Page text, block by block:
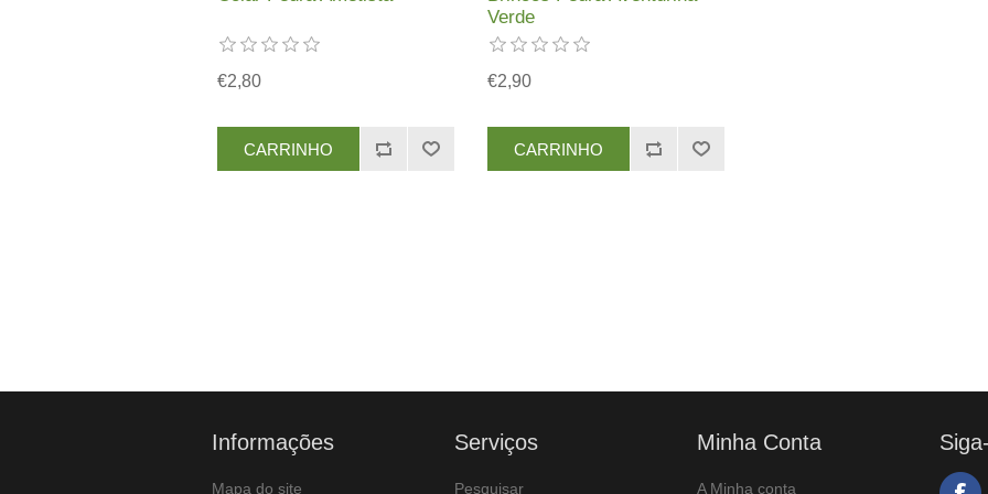
€2,80
Verde
€2,90
Informações
Mapa do site
Serviços
Pesquisar
Minha Conta
A Minha conta